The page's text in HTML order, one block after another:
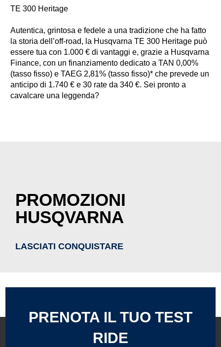
TE 300 Heritage
Autentica, grintosa e fedele a una tradizione che ha fatto
la storia dell’off-road, la Husqvarna TE 300 Heritage può
essere tua con 1.000 € di vantaggi e, grazie a Husqvarna
Finance, con un finanziamento dedicato a TAN 0,00%
(tasso fisso) e TAEG 2,81% (tasso fisso)* che prevede un
anticipo di 1.740 € e 30 rate da 340 €. Sei pronto a
cavalcare una leggenda?
PROMOZIONI
HUSQVARNA
LASCIATI CONQUISTARE
PRENOTA IL TUO TEST
RIDE